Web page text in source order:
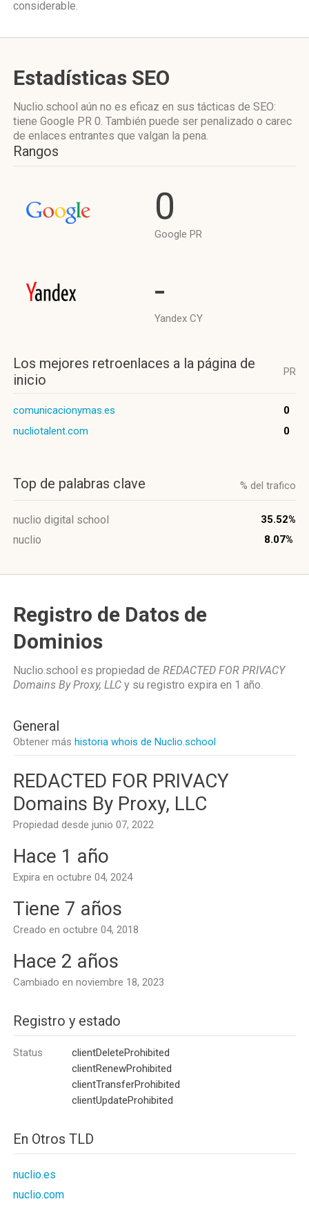
considerable.
Estadísticas SEO
Nuclio.school aún no es eficaz en sus tácticas de SEO:
tiene Google PR 0. También puede ser penalizado o carec
de enlaces entrantes que valgan la pena.
Rangos
0
Google PR
-
Yandex CY
Los mejores retroenlaces a la página de
inicio
PR
comunicacionymas.es
0
nucliotalent.com
0
Top de palabras clave % del trafico
nuclio digital school 35.52%
nuclio 8.07%
Registro de Datos de
Dominios
Nuclio.school es propiedad de REDACTED FOR PRIVACY
Domains By Proxy, LLC y su registro expira en 1 año.
General
Obtener más historia whois de Nuclio.school
REDACTED FOR PRIVACY
Domains By Proxy, LLC
Propiedad desde junio 07, 2022
Hace 1 año
Expira en octubre 04, 2024
Tiene 7 años
Creado en octubre 04, 2018
Hace 2 años
Cambiado en noviembre 18, 2023
Registro y estado
Status
clientDeleteProhibited
clientRenewProhibited
clientTransferProhibited
clientUpdateProhibited
En Otros TLD
nuclio.es
nuclio.com